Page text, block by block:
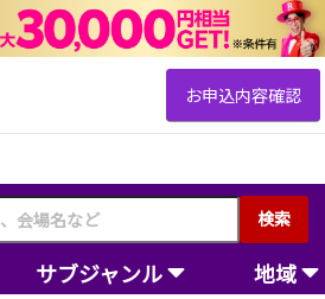
検索
サブジャンル 地域